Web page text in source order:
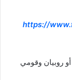
https://
روبيان وقومي